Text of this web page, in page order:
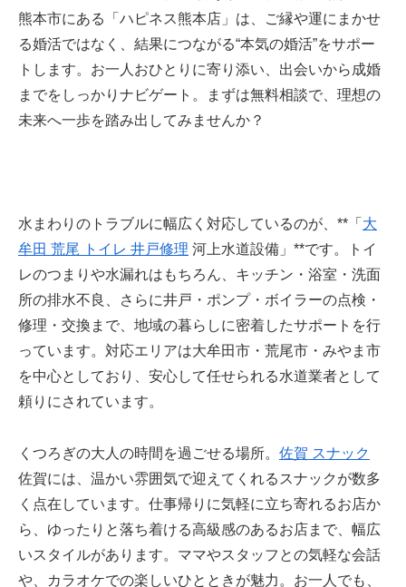
熊本市にある「ハピネス熊本店」は、ご縁や運にまかせ
る婚活ではなく、結果につながる“本気の婚活”をサポー
トします。お一人おひとりに寄り添い、出会いから成婚
までをしっかりナビゲート。まずは無料相談で、理想の
未来へ一歩を踏み出してみませんか？
水まわりのトラブルに幅広く対応しているのが、**「 大
牟田 荒尾 トイレ 井戸修理 河上水道設備」**です。トイ
レのつまりや水漏れはもちろん、キッチン・浴室・洗面
所の排水不良、さらに井戸・ポンプ・ボイラーの点検・
修理・交換まで、地域の暮らしに密着したサポートを行
っています。対応エリアは大牟田市・荒尾市・みやま市
を中心としており、安心して任せられる水道業者として
頼りにされています。
くつろぎの大人の時間を過ごせる場所。 佐賀 スナック
佐賀には、温かい雰囲気で迎えてくれるスナックが数多
く点在しています。仕事帰りに気軽に立ち寄れるお店か
ら、ゆったりと落ち着ける高級感のあるお店まで、幅広
いスタイルがあります。ママやスタッフとの気軽な会話
や、カラオケでの楽しいひとときが魅力。お一人でも、